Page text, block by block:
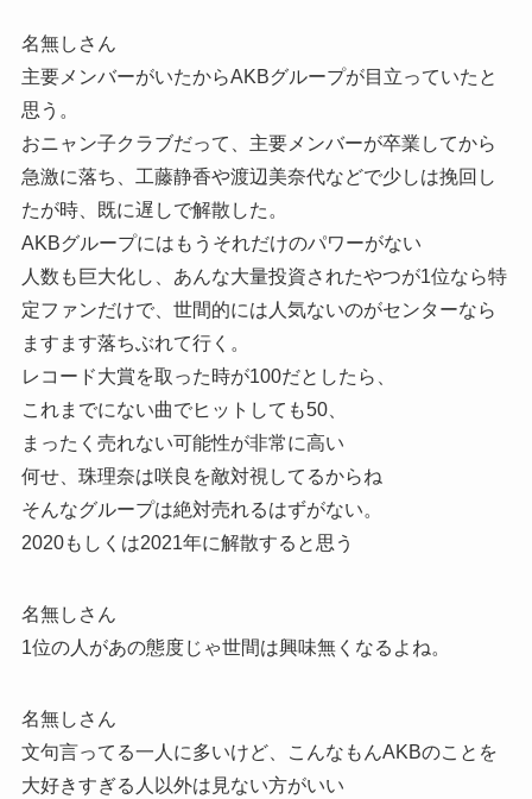
名無しさん
主要メンバーがいたからAKBグループが目立っていたと
思う。
おニャン子クラブだって、主要メンバーが卒業してから
急激に落ち、工藤静香や渡辺美奈代などで少しは挽回し
たが時、既に遅しで解散した。
AKBグループにはもうそれだけのパワーがない
人数も巨大化し、あんな大量投資されたやつが1位なら特
定ファンだけで、世間的には人気ないのがセンターなら
ますます落ちぶれて行く。
レコード大賞を取った時が100だとしたら、
これまでにない曲でヒットしても50、
まったく売れない可能性が非常に高い
何せ、珠理奈は咲良を敵対視してるからね
そんなグループは絶対売れるはずがない。
2020もしくは2021年に解散すると思う
名無しさん
1位の人があの態度じゃ世間は興味無くなるよね。
名無しさん
文句言ってる一人に多いけど、こんなもんAKBのことを
大好きすぎる人以外は見ない方がいい